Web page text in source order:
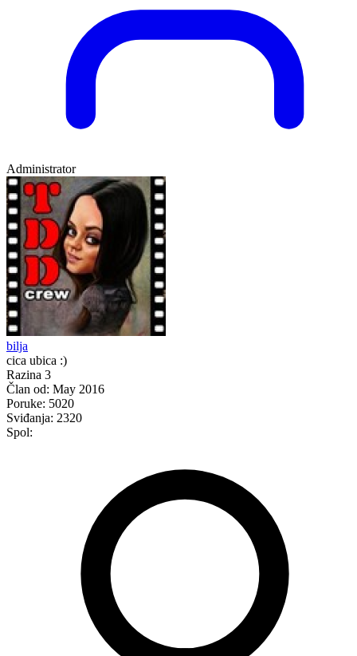
Administrator
bilja
cica ubica :)
Razina 3
Član od: May 2016
Poruke: 5020
Sviđanja: 2320
Spol: